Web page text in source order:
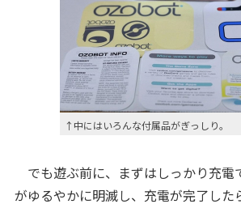
↑中にはいろんな付属品がぎっしり。
でも遊ぶ前に、まずはしっかり充電
がゆるやかに明滅し、充電が完了した